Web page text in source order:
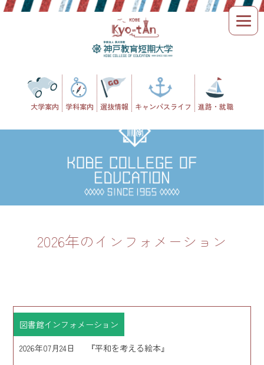
Skip
to
大学案内 学科案内 選抜情報 キャンパスライフ 進路・就職
2026年のインフォメーション
図書館インフォメーション
2026年07月24日
『平和を考える絵本』